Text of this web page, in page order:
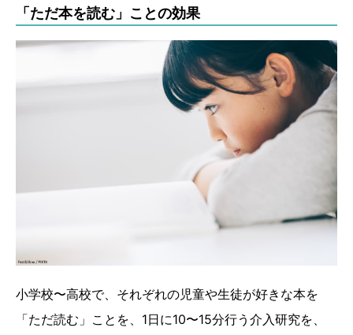
「ただ本を読む」ことの効果
小学校〜高校で、それぞれの児童や生徒が好きな本を
「ただ読む」ことを、1日に10〜15分行う介入研究を、